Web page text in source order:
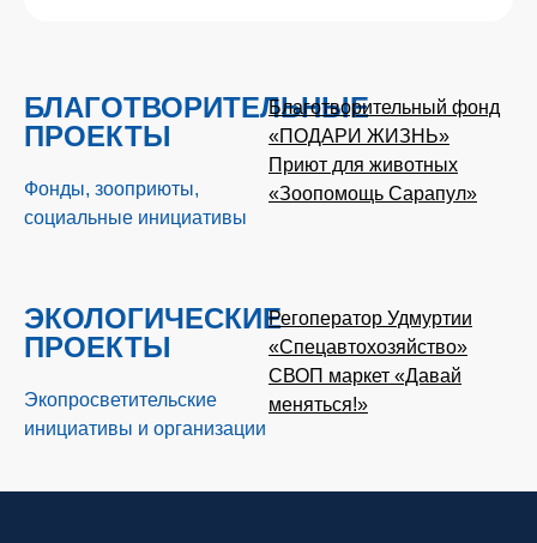
БЛАГОТВОРИТЕЛЬНЫЕ
ПРОЕКТЫ
Фонды, зооприюты,
социальные инициативы
Благотворительный фонд
«ПОДАРИ ЖИЗНЬ»
Приют для животных
«Зоопомощь Сарапул»
ЭКОЛОГИЧЕСКИЕ
ПРОЕКТЫ
Экопросветительские
инициативы и организации
Регоператор Удмуртии
«Спецавтохозяйство»
СВОП маркет «Давай
меняться!»